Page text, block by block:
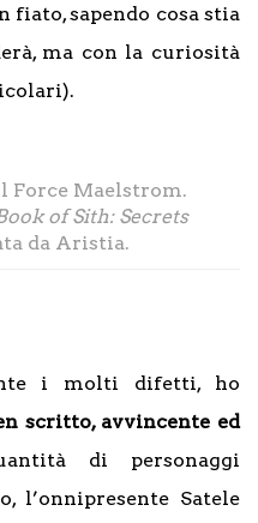
sapendo cosa stia
ma con la curiosità
Force Maelstrom.
of Sith: Secrets
da Aristia.
i molti difetti, ho
scritto, avvincente ed
di personaggi
l’onnipresente Satele